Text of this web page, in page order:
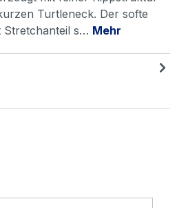
Turtleneck. Der softe
Stretchanteil s… Mehr